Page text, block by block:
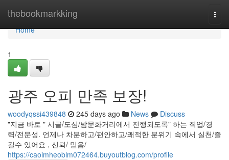
thebookmarkking
Home
Home
1
광주 오피 만족 보장!
woodyqssi439848 245 days ago News
Discuss
"지금 바로 " 시골/도심/밤문화거리에서 진행되도록" 하는 직업/경
력/전문성. 언제나 차분하고/편안하고/쾌적한 분위기 속에서 실천/즐
길수 있어요 , 신뢰/ 믿음/
https://caoimheoblm072464.buyoutblog.com/profile